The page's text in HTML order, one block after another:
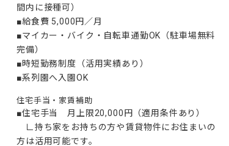
間内に接種可）
■給食費 5,000円／月
■マイカー・バイク・自転車通勤OK（駐車場無料
完備）
■時短勤務制度（活用実績あり）
■系列園へ入園OK
住宅手当・家賃補助
■住宅手当　月上限20,000円（適用条件あり）
∟持ち家をお持ちの方や賃貸物件にお住まいの
方は活用可能です。